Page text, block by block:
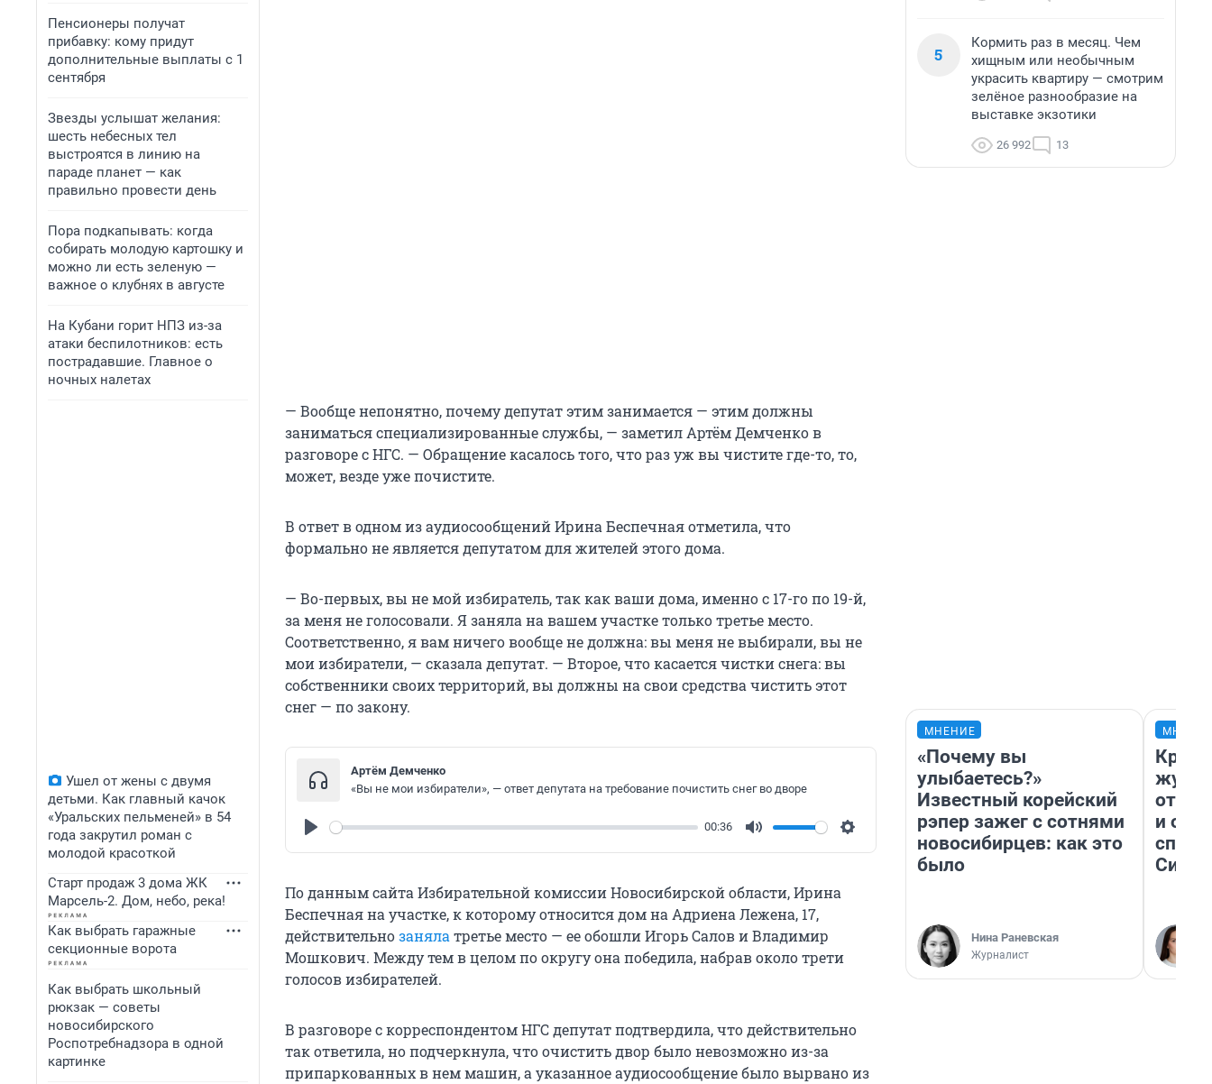
Пенсионеры получат
прибавку: кому придут
дополнительные выплаты с 1
сентября
Звезды услышат желания:
шесть небесных тел
выстроятся в линию на
параде планет — как
правильно провести день
Пора подкапывать: когда
собирать молодую картошку и
можно ли есть зеленую —
важное о клубнях в августе
На Кубани горит НПЗ из-за
атаки беспилотников: есть
пострадавшие. Главное о
ночных налетах
Ушел от жены с двумя
детьми. Как главный качок
«Уральских пельменей» в 54
года закрутил роман с
молодой красоткой
Старт продаж 3 дома ЖК
Марсель-2. Дом, небо, река!
Как выбрать гаражные
секционные ворота
Как выбрать школьный
рюкзак — советы
новосибирского
Роспотребнадзора в одной
картинке
— Вообще непонятно, почему депутат этим занимается — этим должны
заниматься специализированные службы, — заметил Артём Демченко в
разговоре с НГС. — Обращение касалось того, что раз уж вы чистите где-то, то,
может, везде уже почистите.
В ответ в одном из аудиосообщений Ирина Беспечная отметила, что
формально не является депутатом для жителей этого дома.
— Во-первых, вы не мой избиратель, так как ваши дома, именно с 17-го по 19-й,
за меня не голосовали. Я заняла на вашем участке только третье место.
Соответственно, я вам ничего вообще не должна: вы меня не выбирали, вы не
мои избиратели, — сказала депутат. — Второе, что касается чистки снега: вы
собственники своих территорий, вы должны на свои средства чистить этот
снег — по закону.
Артём Демченко
«Вы не мои избиратели», — ответ депутата на требование почистить снег во дворе
00:36
Settings
По данным сайта Избирательной комиссии Новосибирской области, Ирина
Беспечная на участке, к которому относится дом на Адриена Лежена, 17,
действительнозаняла третье место — ее обошли Игорь Салов и Владимир
Мошкович. Между тем в целом по округу она победила, набрав около трети
голосов избирателей.
В разговоре с корреспондентом НГС депутат подтвердила, что действительно
так ответила, но подчеркнула, что очистить двор было невозможно из-за
припаркованных в нем машин, а указанное аудиосообщение было вырвано из
5
Кормить раз в месяц. Чем
хищным или необычным
украсить квартиру — смотрим
зелёное разнообразие на
выставке экзотики
26 992 13
МНЕНИЕ
«Почему вы
улыбаетесь?»
Известный корейский
рэпер зажег с сотнями
новосибирцев: как это
было
Нина Раневская
Журналист
и